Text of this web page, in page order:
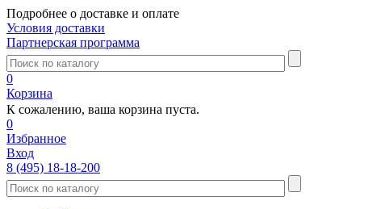
Подробнее о доставке и оплате
Условия доставки
Партнерская программа
0
Корзина
К сожалению, ваша корзина пуста.
0
Избранное
Вход
8 (495) 18-18-200